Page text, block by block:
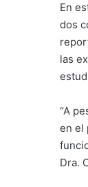
En
dos
las
“A
en el
Dra.